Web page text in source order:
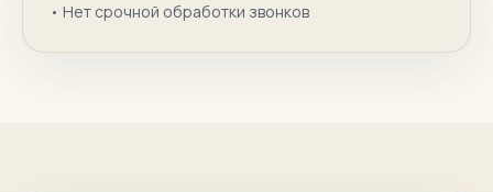
• Нет срочной обработки звонков